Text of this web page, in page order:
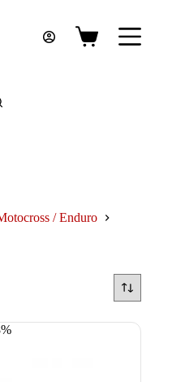
Panier
/ Enduro